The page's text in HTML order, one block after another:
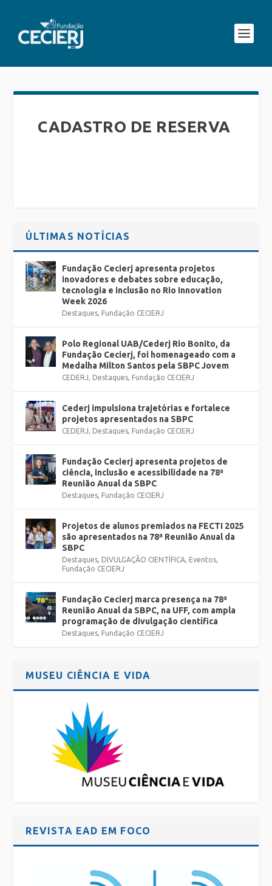
CADASTRO DE RESERVA
ÚLTIMAS NOTÍCIAS
Fundação Cecierj apresenta projetos
inovadores e debates sobre educação,
tecnologia e inclusão no Rio Innovation
Week 2026
Destaques, Fundação CECIERJ
Polo Regional UAB/Cederj Rio Bonito, da
Fundação Cecierj, foi homenageado com a
Medalha Milton Santos pela SBPC Jovem
CEDERJ, Destaques, Fundação CECIERJ
Cederj impulsiona trajetórias e fortalece
projetos apresentados na SBPC
CEDERJ, Destaques, Fundação CECIERJ
Fundação Cecierj apresenta projetos de
ciência, inclusão e acessibilidade na 78ª
Reunião Anual da SBPC
Destaques, Fundação CECIERJ
Projetos de alunos premiados na FECTI 2025
são apresentados na 78ª Reunião Anual da
SBPC
Destaques, DIVULGAÇÃO CIENTÍFICA, Eventos,
Fundação CECIERJ
Fundação Cecierj marca presença na 78ª
Reunião Anual da SBPC, na UFF, com ampla
programação de divulgação científica
Destaques, Fundação CECIERJ
MUSEU CIÊNCIA E VIDA
REVISTA EAD EM FOCO